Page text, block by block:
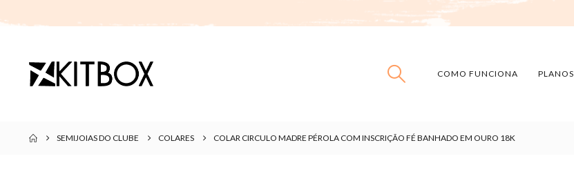
COMO FUNCIONA PLANOS
SEMIJOIAS DO CLUBE COLARES COLAR CIRCULO MADRE PÉROLA COM INSCRIÇÃO FÉ BANHADO EM OURO 18K